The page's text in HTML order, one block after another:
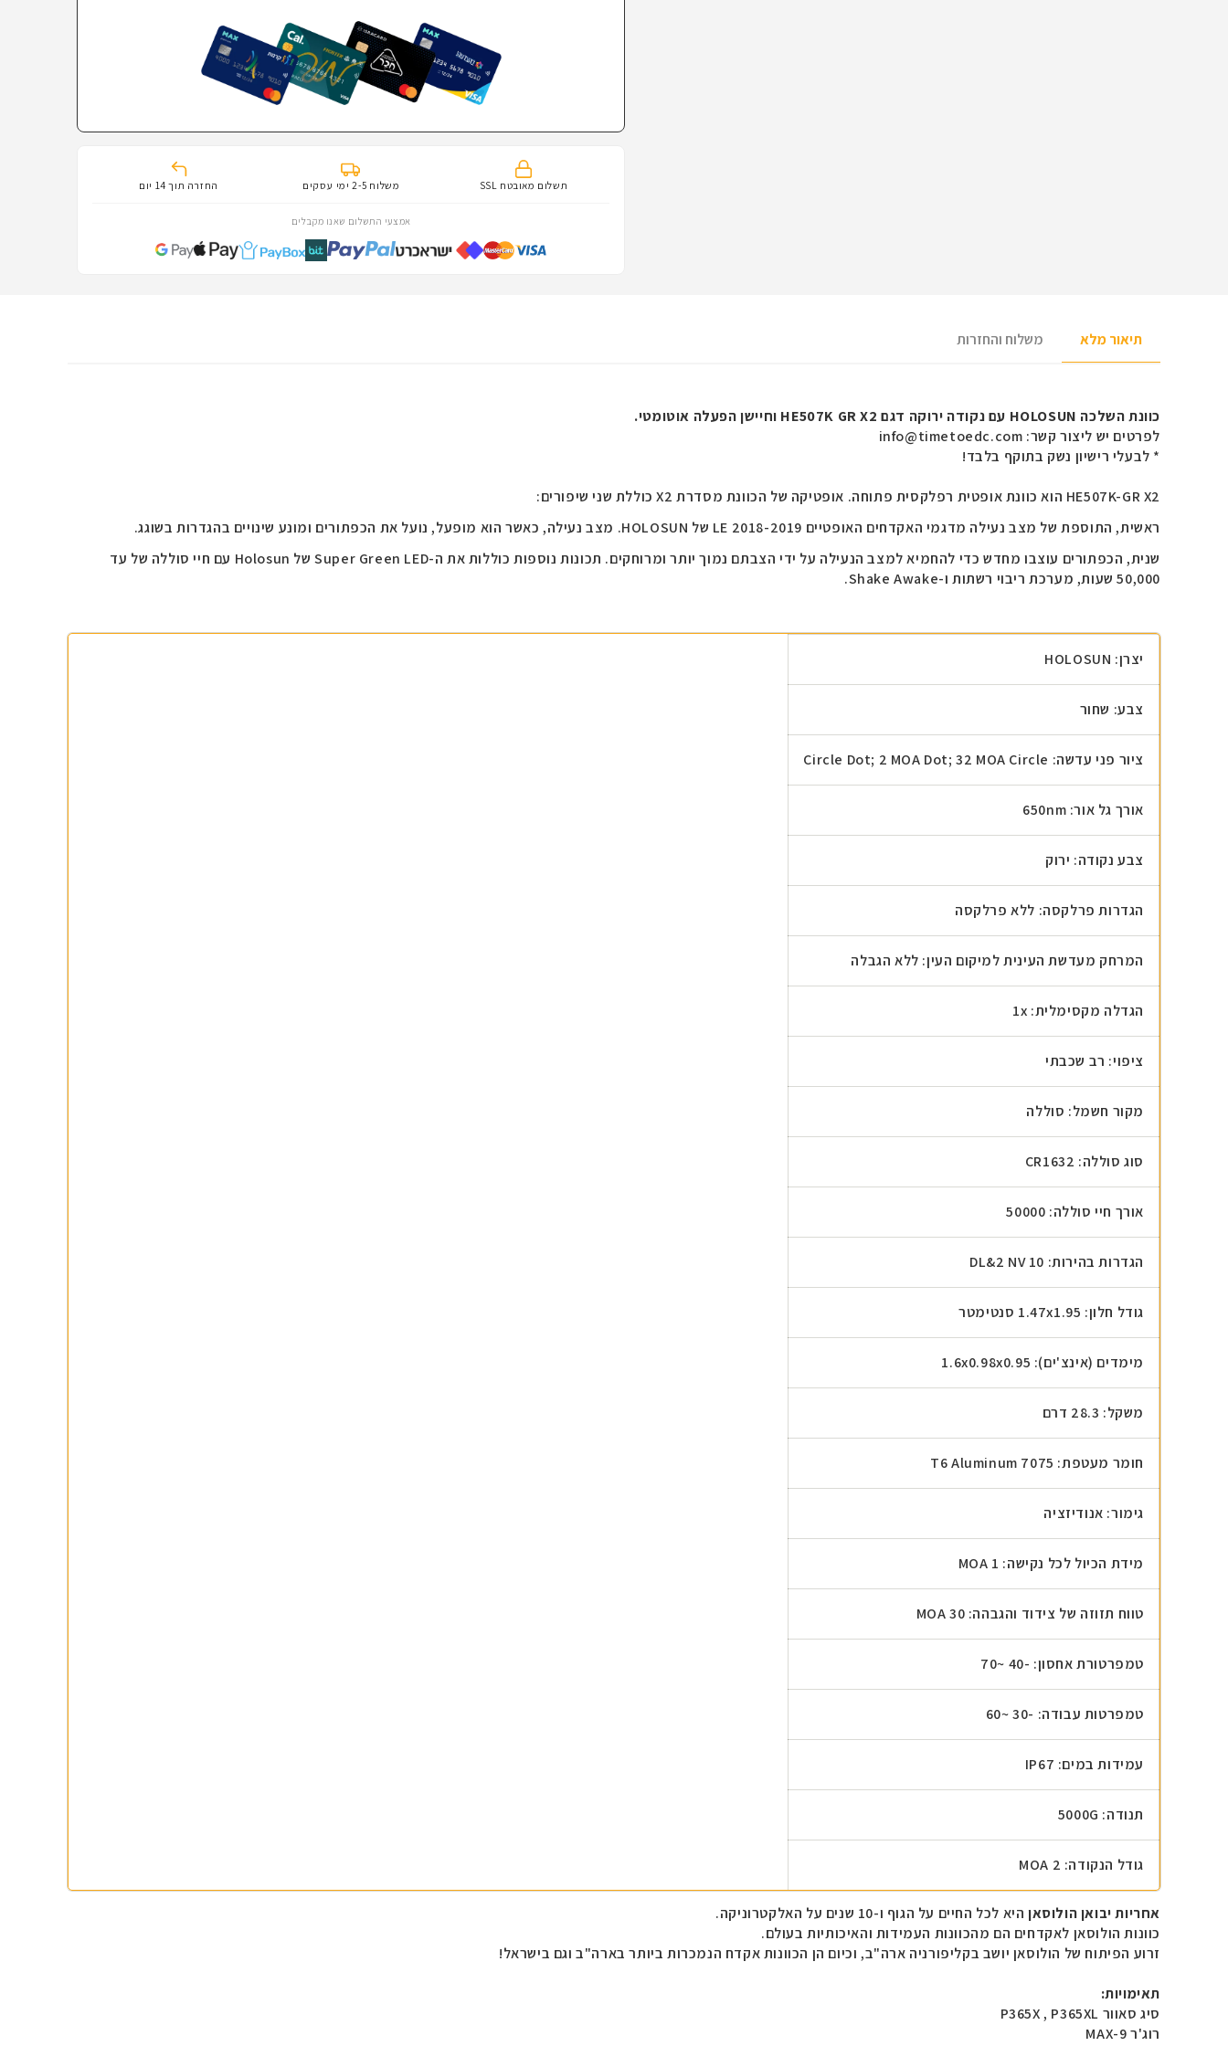
תשלום מאובטח SSL משלוח 2-5 ימי עסקים החזרה תוך 14 יום
אמצעי התשלום שאנו מקבלים
תיאור מלא משלוח והחזרות
כוונת השלכה HOLOSUN עם נקודה ירוקה דגם HE507K GR X2 וחיישן הפעלה אוטומטי.
לפרטים יש ליצור קשר: info@timetoedc.com
* לבעלי רישיון נשק בתוקף בלבד!
HE507K-GR X2 הוא כוונת אופטית רפלקסית פתוחה. אופטיקה של הכוונת מסדרת X2 כוללת שני שיפורים:
ראשית, התוספת של מצב נעילה מדגמי האקדחים האופטיים LE 2018-2019 של HOLOSUN. מצב נעילה, כאשר הוא מופעל, נועל את הכפתורים ומונע שינויים בהגדרות בשוגג.
שנית, הכפתורים עוצבו מחדש כדי להחמיא למצב הנעילה על ידי הצבתם נמוך יותר ומרוחקים. תכונות נוספות כוללות את ה-Super Green LED של Holosun עם חיי סוללה של עד
50,000 שעות, מערכת ריבוי רשתות ו-Shake Awake.
יצרן: HOLOSUN
צבע: שחור
ציור פני עדשה: Circle Dot; 2 MOA Dot; 32 MOA Circle
אורך גל אור: 650nm
צבע נקודה: ירוק
הגדרות פרלקסה: ללא פרלקסה
המרחק מעדשת העינית למיקום העין: ללא הגבלה
הגדלה מקסימלית: 1x
ציפוי: רב שכבתי
מקור חשמל: סוללה
סוג סוללה: CR1632
אורך חיי סוללה: 50000
הגדרות בהירות: 10 DL&2 NV
גודל חלון: 1.47x1.95 סנטימטר
מימדים (אינצ'ים): 1.6x0.98x0.95
משקל: 28.3 דרם
חומר מעטפת: 7075 T6 Aluminum
גימור: אנודיזציה
מידת הכיול לכל נקישה: 1 MOA
טווח תזוזה של צידוד והגבהה: 30 MOA
טמפרטורת אחסון: -40 ~70
טמפרטות עבודה: -30 ~60
עמידות במים: IP67
תנודה: 5000G
גודל הנקודה: 2 MOA
אחריות יבואן הולוסאן היא לכל החיים על הגוף ו-10 שנים על האלקטרוניקה.
כוונות הולוסאן לאקדחים הם מהכוונות העמידות והאיכותיות בעולם.
זרוע הפיתוח של הולוסאן יושב בקליפורניה ארה"ב, וכיום הן הכוונות אקדח הנמכרות ביותר בארה"ב וגם בישראל!
תאימויות:
סיג סאוור P365X , P365XL
רוג'ר MAX-9